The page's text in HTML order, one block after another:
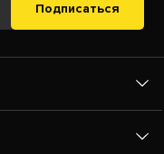
Подписаться